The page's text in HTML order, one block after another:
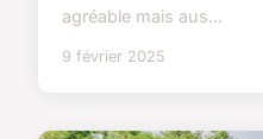
agréable mais aus...
9 février 2025